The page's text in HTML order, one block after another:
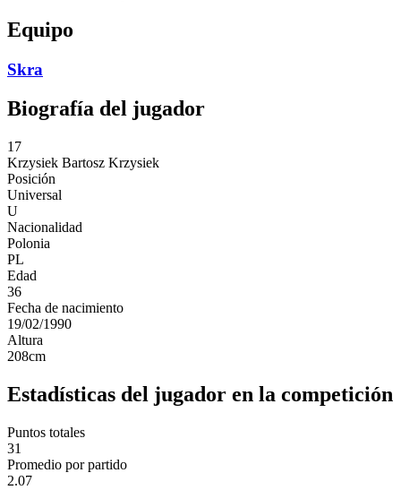
Equipo
Skra
Biografía del jugador
17
Krzysiek Bartosz Krzysiek
Posición
Universal
U
Nacionalidad
Polonia
PL
Edad
36
Fecha de nacimiento
19/02/1990
Altura
208cm
Estadísticas del jugador en la competición
Puntos totales
31
Promedio por partido
2.07